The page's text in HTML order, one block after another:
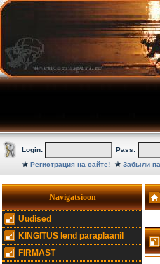
Login:
Pass:
Регистрация на сайте!
Забыли
Navigatsioon
Uudised
KINGITUS lend paraplaanil
FIRMAST